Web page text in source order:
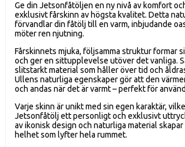
Ge din Jetsonfåtöljen en ny nivå av komfort
exklusivt fårskinn av högsta kvalitet. Detta
förvandlar din fåtölj till en varm, inbjudande
möter ren njutning.
Fårskinnets mjuka, följsamma struktur formar
och ger en sittupplevelse utöver det vanliga.
slitstarkt material som håller över tid och
Ullens naturliga egenskaper gör att den
och andas när det är varmt – perfekt för
Varje skinn är unikt med sin egen karaktär,
Jetsonfåtölj ett personligt och exklusivt
av ikonisk design och naturliga material
helhet som lyfter hela rummet.